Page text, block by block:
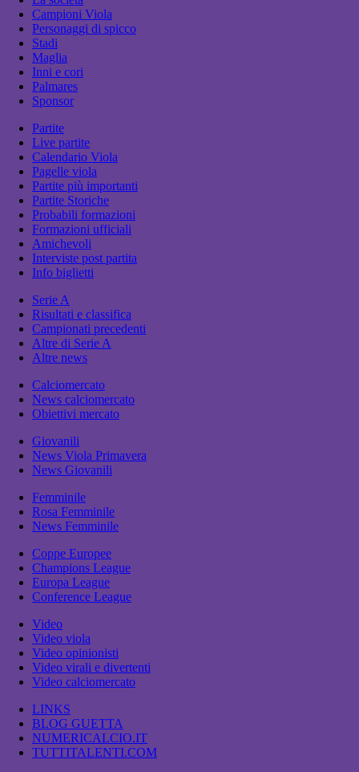
Campioni Viola
Personaggi di spicco
Stadi
Maglia
Inni e cori
Palmares
Sponsor
Partite
Live partite
Calendario Viola
Pagelle viola
Partite più importanti
Partite Storiche
Probabili formazioni
Formazioni ufficiali
Amichevoli
Interviste post partita
Info biglietti
Serie A
Risultati e classifica
Campionati precedenti
Altre di Serie A
Altre news
Calciomercato
News calciomercato
Obiettivi mercato
Giovanili
News Viola Primavera
News Giovanili
Femminile
Rosa Femminile
News Femminile
Coppe Europee
Champions League
Europa League
Conference League
Video
Video viola
Video opinionisti
Video virali e divertenti
Video calciomercato
LINKS
BLOG GUETTA
NUMERICALCIO.IT
TUTTITALENTI.COM